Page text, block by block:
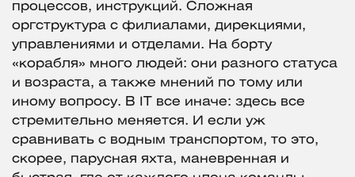
процессов, инструкций. Сложная
оргструктура с филиалами, дирекциями,
управлениями и отделами. На борту
«корабля» много людей: они разного статуса
и возраста, а также мнений по тому или
иному вопросу. В IT все иначе: здесь все
стремительно меняется. И если уж
сравнивать с водным транспортом, то это,
скорее, парусная яхта, маневренная и